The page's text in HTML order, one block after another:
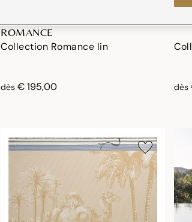
ROMANCE
Collection Romance lin
dès € 195,00 dès